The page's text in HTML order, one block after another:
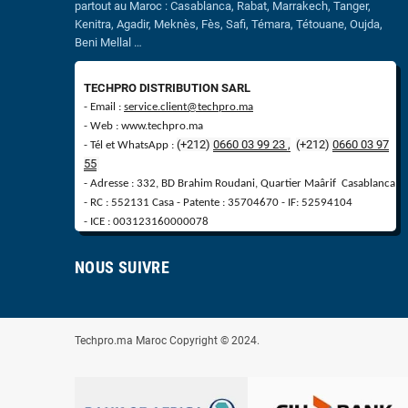
partout au Maroc : Casablanca, Rabat, Marrakech, Tanger,
Kenitra, Agadir, Meknès, Fès, Safi, Témara, Tétouane, Oujda,
Beni Mellal …
TECHPRO DISTRIBUTION SARL
- Email : service.client@techpro.ma
- Web : www.techpro.ma
- Tél et WhatsApp : (+212) 0660 03 99 23 , (+212) 0660 03 97
55
- Adresse : 332, BD Brahim Roudani, Quartier Maârif Casablanca
- RC : 552131 Casa - Patente : 35704670 - IF: 52594104
- ICE : 003123160000078
NOUS SUIVRE
Techpro.ma Maroc Copyright © 2024.